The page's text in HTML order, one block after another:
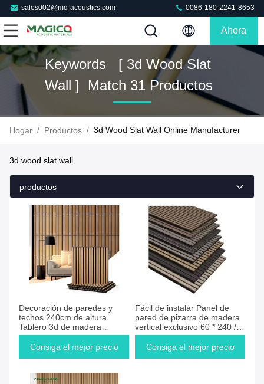
sales002@mq-acoustics.com 0086-180-2241-8653
Ahora
Keywords [ 3d Wood Slat
Wall ] Match 31 Productos
Hogar / Productos / 3d Wood Slat Wall Online Manufacturer
3d wood slat wall
productos
Decoración de paredes y
techos 240cm de altura
Tablero 3d de madera
Paneles de pared de pizarra
Consiga el mejor precio
Fácil de instalar Panel de
pared de pizarra de madera
vertical exclusivo 60 * 240 /
270 / 300cm
Consiga el mejor precio